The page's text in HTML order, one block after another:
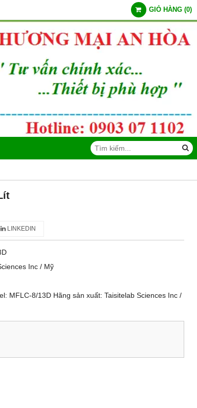
GIỎ HÀNG (0)
LINKEDIN
Inc / Mỹ
MFLC-8/13D Hãng sản xuất: Taisitelab Sciences Inc /